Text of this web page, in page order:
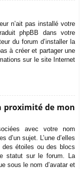
n’ait pas installé votre
phpBB dans votre
du forum d’installer la
à créer et partager une
sur le site Internet
proximité de mon
avec votre nom
d’un sujet. L’une d’elles
des étoiles ou des blocs
statut sur le forum. La
sous le nom d’avatar et